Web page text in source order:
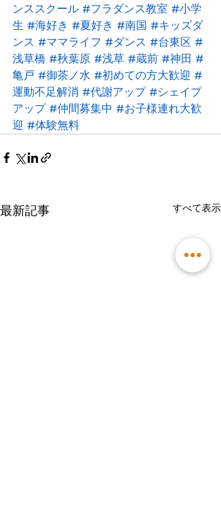
ンススクール #フラダンス教室 #小学
生 #海好き #夏好き #南国 #キッズダ
ンス #ママライフ #ダンス #台東区 #
浅草橋 #秋葉原 #浅草 #蔵前 #神田 #
亀戸 #御茶ノ水 #初めての方大歓迎 #
運動不足解消 #代謝アップ #シェイプ
アップ #仲間募集中 #お子様連れ大歓
迎 #体験無料
最新記事 すべて表示